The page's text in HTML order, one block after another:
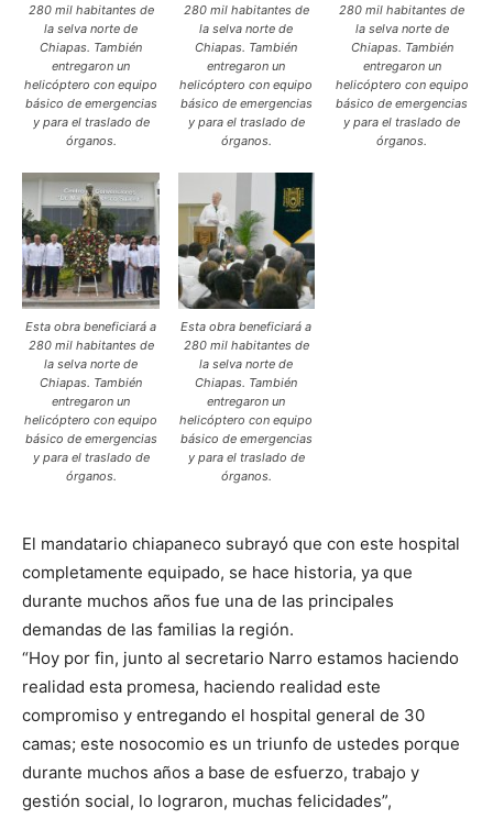
280 mil habitantes de
la selva norte de
Chiapas. También
entregaron un
helicóptero con equipo
básico de emergencias
y para el traslado de
órganos.
280 mil habitantes de
la selva norte de
Chiapas. También
entregaron un
helicóptero con equipo
básico de emergencias
y para el traslado de
órganos.
280 mil habitantes de
la selva norte de
Chiapas. También
entregaron un
helicóptero con equipo
básico de emergencias
y para el traslado de
órganos.
Esta obra beneficiará a
280 mil habitantes de
la selva norte de
Chiapas. También
entregaron un
helicóptero con equipo
básico de emergencias
y para el traslado de
órganos.
Esta obra beneficiará a
280 mil habitantes de
la selva norte de
Chiapas. También
entregaron un
helicóptero con equipo
básico de emergencias
y para el traslado de
órganos.
El mandatario chiapaneco subrayó que con este hospital
completamente equipado, se hace historia, ya que
durante muchos años fue una de las principales
demandas de las familias la región.
“Hoy por fin, junto al secretario Narro estamos haciendo
realidad esta promesa, haciendo realidad este
compromiso y entregando el hospital general de 30
camas; este nosocomio es un triunfo de ustedes porque
durante muchos años a base de esfuerzo, trabajo y
gestión social, lo lograron, muchas felicidades”,